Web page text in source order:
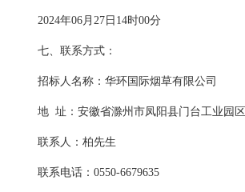
2024年06月27日14时00分
七、联系方式：
招标人名称：华环国际烟草有限公司
地 址：安徽省滁州市凤阳县门台工业园区
联系人：柏先生
联系电话： 0550-6679635